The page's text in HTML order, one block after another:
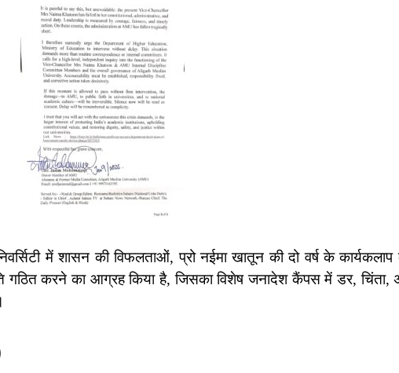
में शासन की विफलताओं, प्रो नईमा खातून की दो वर्ष के कार्यकलाप
गठित करने का आग्रह किया है, जिसका विशेष जनादेश कैंपस में डर, चिंता,